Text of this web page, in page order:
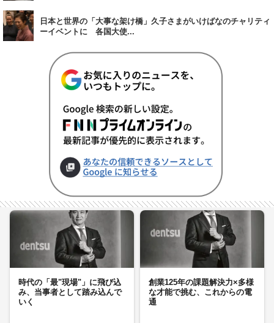
日本と世界の「大事な架け橋」久子さまがいけばなのチャリティ
ーイベントに 各国大使...
時代の「最"現場"」に飛び込
み、当事者として踏み込んで
いく
創業125年の課題解決力×多様
な才能で挑む、これからの電
通